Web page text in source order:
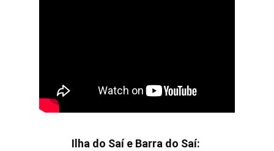
Ilha do Saí e Barra do Saí: